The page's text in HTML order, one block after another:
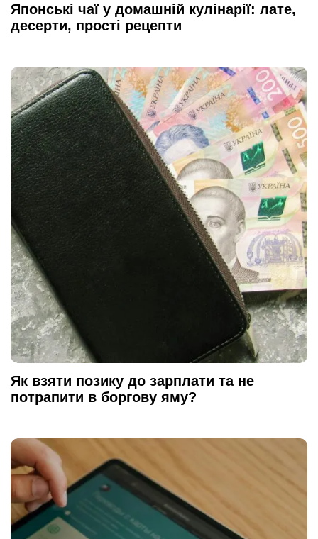
Японські чаї у домашній кулінарії: лате,
десерти, прості рецепти
Як взяти позику до зарплати та не
потрапити в боргову яму?